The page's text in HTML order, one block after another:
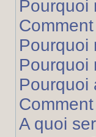
Pourquoi
Pourquoi
Pourquoi
Pourquoi
A quoi